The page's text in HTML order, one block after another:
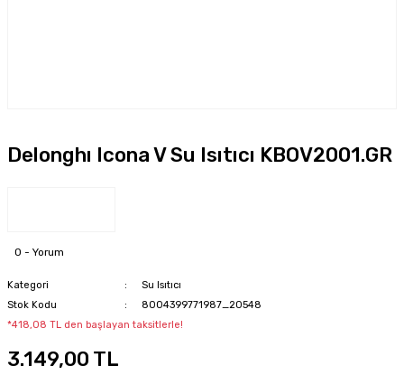
Delonghı Icona V Su Isıtıcı KBOV2001.GR
0 - Yorum
Kategori
Su Isıtıcı
Stok Kodu
8004399771987_20548
*418,08 TL den başlayan taksitlerle!
3.149,00 TL